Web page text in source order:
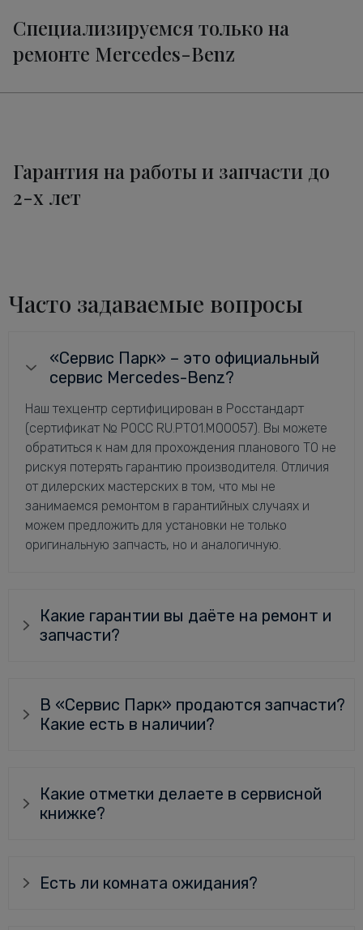
Специализируемся только на
ремонте Mercedes-Benz
Гарантия на работы и запчасти до
2-х лет
Часто задаваемые вопросы
«Сервис Парк» – это официальный
сервис Mercedes-Benz?
Наш техцентр сертифицирован в Росстандарт
(сертификат № РОСС RU.РТ01.М00057). Вы можете
обратиться к нам для прохождения планового ТО не
рискуя потерять гарантию производителя. Отличия
от дилерских мастерских в том, что мы не
занимаемся ремонтом в гарантийных случаях и
можем предложить для установки не только
оригинальную запчасть, но и аналогичную.
Какие гарантии вы даёте на ремонт и
запчасти?
В «Сервис Парк» продаются запчасти?
Какие есть в наличии?
Какие отметки делаете в сервисной
книжке?
Есть ли комната ожидания?